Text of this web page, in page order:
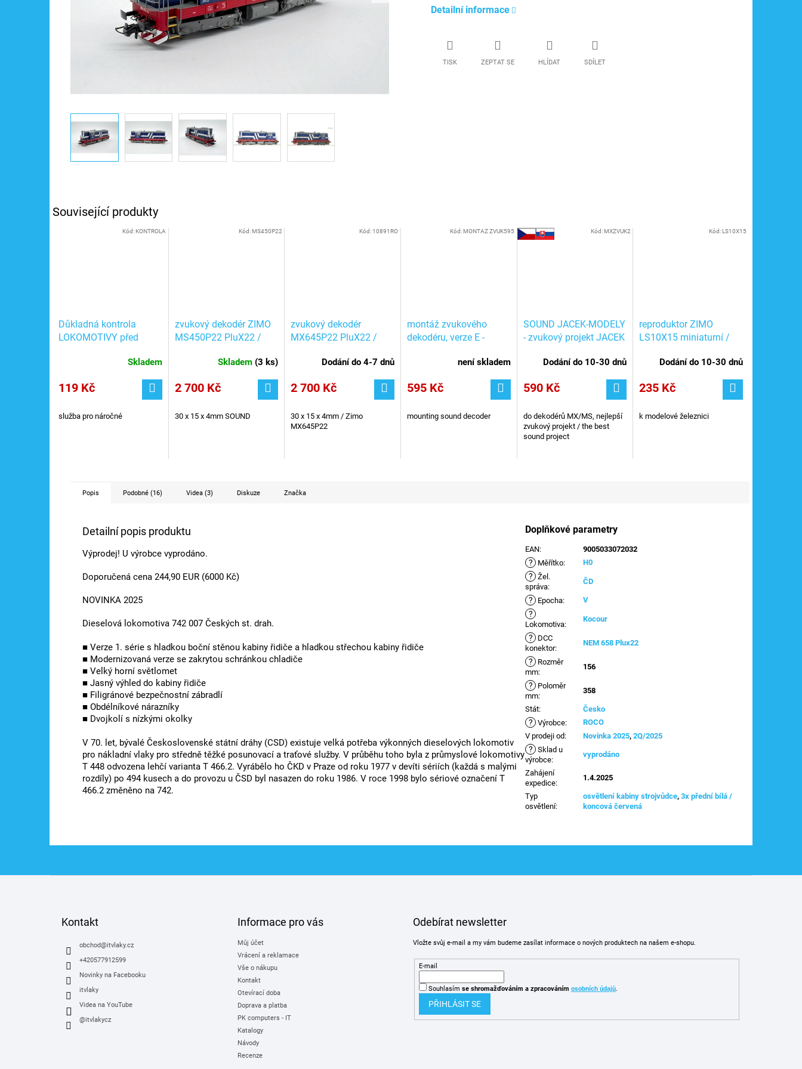
Detailní informace
TISK ZEPTAT SE HLÍDAT SDÍLET
Související produkty
Důkladná kontrola
LOKOMOTIVY před
Skladem
119 Kč
služba pro náročné
Kód:KONTROLA
zvukový dekodér ZIMO
MS450P22 PluX22 /
Skladem (3 ks)
2 700 Kč
30 x 15 x 4mm SOUND
Kód:MS450P22
zvukový dekodér
MX645P22 PluX22 /
Dodání do 4-7 dnů
2 700 Kč
30 x 15 x 4mm / Zimo
MX645P22
Kód: 10891RO
montáž zvukového
dekodéru, verze E -
není skladem
595 Kč
mounting sound decoder
Kód:MONTAZ ZVUK595
SOUND JACEK-MODELY
- zvukový projekt JACEK
Dodání do 10-30 dnů
590 Kč
do dekodérů MX/MS, nejlepší
zvukový projekt / the best
sound project
Kód:MXZVUK2
reproduktor ZIMO
LS10X15 miniaturní /
Dodání do 10-30 dnů
235 Kč
k modelové železnici
Kód:LS10X15
Popis Podobné (16) Videa (3) Diskuze Značka
Detailní popis produktu
Výprodej! U výrobce vyprodáno.
Doporučená cena 244,90 EUR (6000 Kč)
NOVINKA 2025
Dieselová lokomotiva 742 007 Českých st. drah.
■ Verze 1. série s hladkou boční stěnou kabiny řidiče a hladkou střechou kabiny řidiče
■ Modernizovaná verze se zakrytou schránkou chladiče
■ Velký horní světlomet
■ Jasný výhled do kabiny řidiče
■ Filigránové bezpečnostní zábradlí
■ Obdélníkové nárazníky
■ Dvojkolí s nízkými okolky
V 70. let, bývalé Československé státní dráhy (CSD) existuje velká potřeba výkonných dieselových lokomotiv
pro nákladní vlaky pro středně těžké posunovací a traťové služby. V průběhu toho byla z průmyslové lokomotivy
T 448 odvozena lehčí varianta T 466.2. Vyrábělo ho ČKD v Praze od roku 1977 v devíti sériích (každá s malými
rozdíly) po 494 kusech a do provozu u ČSD byl nasazen do roku 1986. V roce 1998 bylo sériové označení T
466.2 změněno na 742.
Doplňkové parametry
EAN: 9005033072032
? Měřítko: H0
? Žel.
správa:
ČD
? Epocha: V
?
Lokomotiva:
Kocour
?
DCC
konektor:
NEM 658 Plux22
?
Rozměr
mm:
156
?
Poloměr
mm:
358
Stát: Česko
? Výrobce:
ROCO
V prodeji od: Novinka 2025,2Q/2025
? Sklad u
výrobce:
vyprodáno
Zahájení
expedice:
1.4.2025
Typ
osvětlení:
osvětlení kabiny strojvůdce,3x přední bílá /
koncová červená
Kontakt
obchod@itvlaky.cz
+420577912599
Novinky na Facebooku
itvlaky
Videa na YouTube
@itvlakycz
Informace pro vás
Můj účet
Vrácení a reklamace
Vše o nákupu
Kontakt
Otevírací doba
Doprava a platba
PK computers - IT
Katalogy
Návody
Recenze
Odebírat newsletter
Vložte svůj e-mail a my vám budeme zasílat informace o nových produktech na našem e-shopu.
E-mail
Souhlasím se shromažďováním a zpracováním osobních údajů.
PŘIHLÁSIT SE